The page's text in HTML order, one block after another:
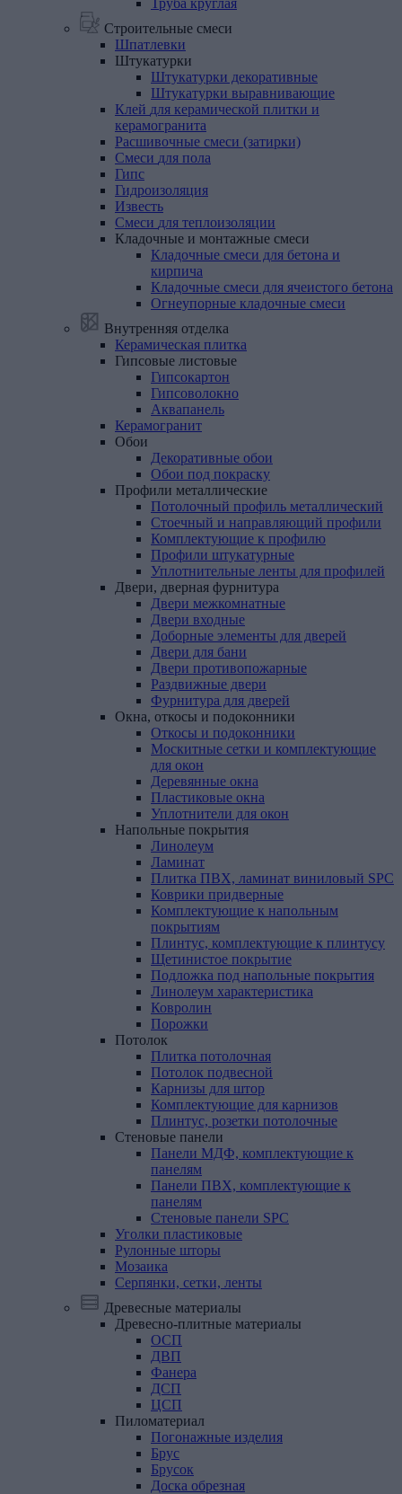
Труба круглая
Строительные смеси
Шпатлевки
Штукатурки
Штукатурки декоративные
Штукатурки выравнивающие
Клей для керамической плитки и
керамогранита
Расшивочные смеси (затирки)
Смеси для пола
Гипс
Гидроизоляция
Известь
Смеси для теплоизоляции
Кладочные и монтажные смеси
Кладочные смеси для бетона и
кирпича
Кладочные смеси для ячеистого бетона
Огнеупорные кладочные смеси
Внутренняя отделка
Керамическая плитка
Гипсовые листовые
Гипсокартон
Гипсоволокно
Аквапанель
Керамогранит
Обои
Декоративные обои
Обои под покраску
Профили металлические
Потолочный профиль металлический
Стоечный и направляющий профили
Комплектующие к профилю
Профили штукатурные
Уплотнительные ленты для профилей
Двери, дверная фурнитура
Двери межкомнатные
Двери входные
Доборные элементы для дверей
Двери для бани
Двери противопожарные
Раздвижные двери
Фурнитура для дверей
Окна, откосы и подоконники
Откосы и подоконники
Москитные сетки и комплектующие
для окон
Деревянные окна
Пластиковые окна
Уплотнители для окон
Напольные покрытия
Линолеум
Ламинат
Плитка ПВХ, ламинат виниловый SPC
Коврики придверные
Комплектующие к напольным
покрытиям
Плинтус, комплектующие к плинтусу
Щетинистое покрытие
Подложка под напольные покрытия
Линолеум характеристика
Ковролин
Порожки
Потолок
Плитка потолочная
Потолок подвесной
Карнизы для штор
Комплектующие для карнизов
Плинтус, розетки потолочные
Стеновые панели
Панели МДФ, комплектующие к
панелям
Панели ПВХ, комплектующие к
панелям
Стеновые панели SPC
Уголки пластиковые
Рулонные шторы
Мозаика
Серпянки, сетки, ленты
Древесные материалы
Древесно-плитные материалы
ОСП
ДВП
Фанера
ДСП
ЦСП
Пиломатериал
Погонажные изделия
Брус
Брусок
Доска обрезная